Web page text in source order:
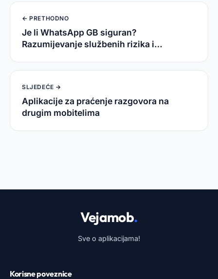
← PRETHODNO
Je li WhatsApp GB siguran?
Razumijevanje službenih rizika i
SLJEDEĆE →
Aplikacije za praćenje razgovora na
drugim mobitelima
Vejamob.
Sve o aplikacijama!
Korisne poveznice